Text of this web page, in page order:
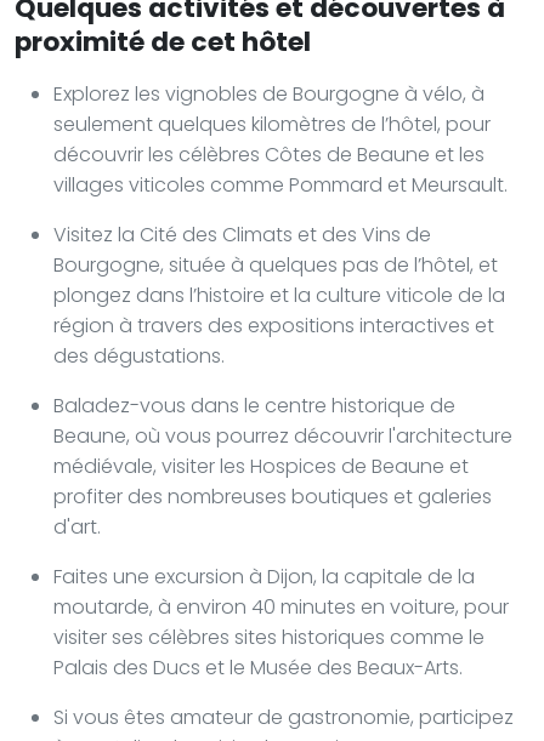
proximité de cet hôtel
Explorez les vignobles de Bourgogne à vélo, à
seulement quelques kilomètres de l’hôtel, pour
découvrir les célèbres Côtes de Beaune et les
villages viticoles comme Pommard et Meursault.
Visitez la Cité des Climats et des Vins de
Bourgogne, située à quelques pas de l’hôtel, et
plongez dans l’histoire et la culture viticole de la
région à travers des expositions interactives et
des dégustations.
Baladez-vous dans le centre historique de
Beaune, où vous pourrez découvrir l'architecture
médiévale, visiter les Hospices de Beaune et
profiter des nombreuses boutiques et galeries
d'art.
Faites une excursion à Dijon, la capitale de la
moutarde, à environ 40 minutes en voiture, pour
visiter ses célèbres sites historiques comme le
Palais des Ducs et le Musée des Beaux-Arts.
Si vous êtes amateur de gastronomie, participez